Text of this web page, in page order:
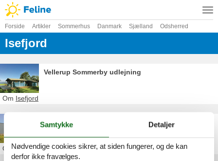
Forside Artikler Sommerhus Danmark Sjælland Odsherred
Isefjord
Vellerup Sommerby udlejning
Om Isefjord
Privat sommerhusudlejning Jægerspris
OmIsefjord
Samtykke Detaljer
Nødvendige cookies sikrer, at siden fungerer, og de kan
derfor ikke fravælges.